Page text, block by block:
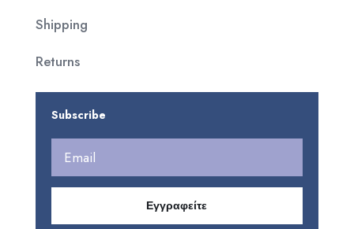
Shipping
Returns
Subscribe
Εγγραφείτε